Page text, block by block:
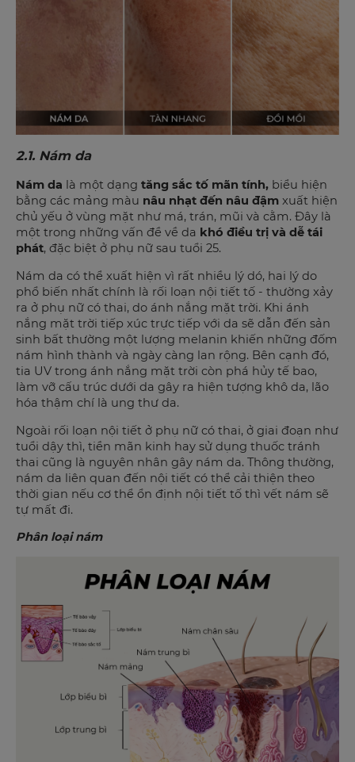
2.1. Nám da
Nám da là một dạng tăng sắc tố mãn tính, biểu hiện
bằng các mảng màu nâu nhạt đến nâu đậm xuất hiện
chủ yếu ở vùng mặt như má, trán, mũi và cằm. Đây là
một trong những vấn đề về da khó điều trị và dễ tái
phát, đặc biệt ở phụ nữ sau tuổi 25.
Nám da có thể xuất hiện vì rất nhiều lý dó, hai lý do
phổ biến nhất chính là rối loạn nội tiết tố - thường xảy
ra ở phụ nữ có thai, do ánh nắng mặt trời. Khi ánh
nắng mặt trời tiếp xúc trực tiếp với da sẽ dẫn đến sản
sinh bất thường một lượng melanin khiến những đốm
nám hình thành và ngày càng lan rộng. Bên cạnh đó,
tia UV trong ánh nắng mặt trời còn phá hủy tế bao,
làm vỡ cấu trúc dưới da gây ra hiện tượng khô da, lão
hóa thậm chí là ung thư da.
Ngoài rối loạn nội tiết ở phụ nữ có thai, ở giai đoạn như
tuổi dậy thì, tiền mãn kinh hay sử dụng thuốc tránh
thai cũng là nguyên nhân gây nám da. Thông thường,
nám da liên quan đến nội tiết có thể cải thiện theo
thời gian nếu cơ thể ổn định nội tiết tố thì vết nám sẽ
tự mất đi.
Phân loại nám